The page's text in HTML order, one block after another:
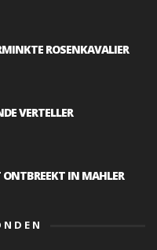
ROSENKAVALIER
VERTELLER
IN MAHLER